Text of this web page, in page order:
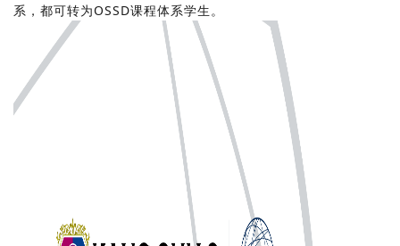
系，都可转为OSSD课程体系学生。